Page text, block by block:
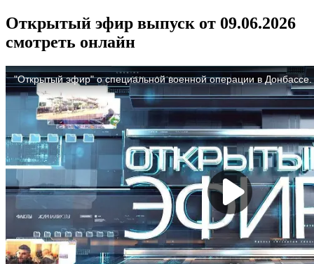
Открытый эфир выпуск от 09.06.2026
смотреть онлайн